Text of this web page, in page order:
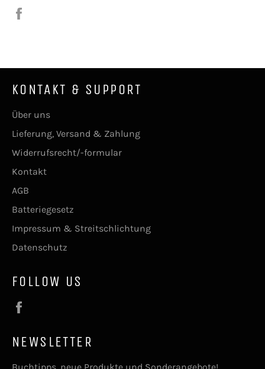
KONTAKT & SUPPORT
Über uns
Lieferung, Versand & Zahlung
Widerrufsrecht/-formular
Kontakt
AGB
Batteriegesetz
Impressum & Streitschlichtung
Datenschutz
FOLLOW US
NEWSLETTER